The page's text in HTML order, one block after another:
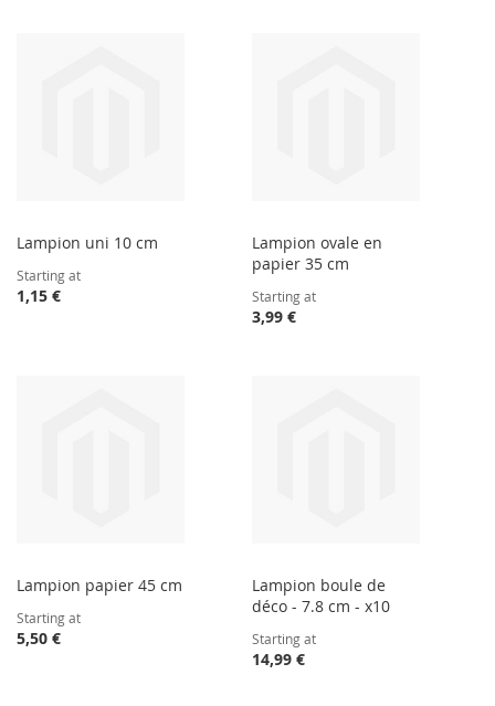
Lampion uni 10 cm
Starting at
1,15 €
Lampion ovale en
papier 35 cm
Starting at
3,99 €
Lampion papier 45 cm
Starting at
5,50 €
Lampion boule de
déco - 7.8 cm - x10
Starting at
14,99 €